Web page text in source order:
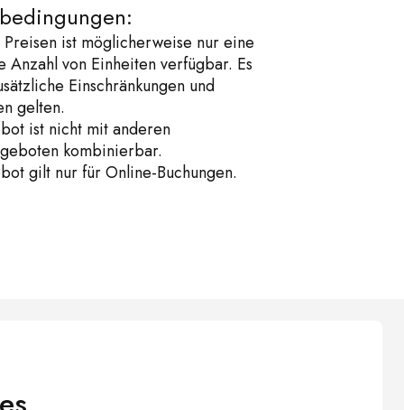
Preisen ist möglicherweise nur eine
Anzahl von Einheiten verfügbar. Es
Einschränkungen und
gelten.
ist nicht mit anderen
kombinierbar.
gilt nur für Online-Buchungen.